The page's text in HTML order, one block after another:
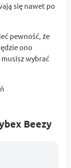
się nawet po
pewność, że
ono
wybrać
Beezy